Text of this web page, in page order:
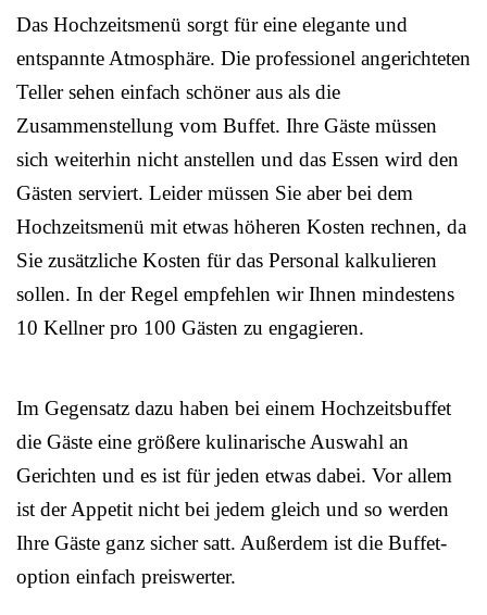
Das Hochzeitsmenü sorgt für eine elegante und
entspannte Atmosphäre. Die professionel angerichteten
Teller sehen einfach schöner aus als die
Zusammenstellung vom Buffet. Ihre Gäste müssen
sich weiterhin nicht anstellen und das Essen wird den
Gästen serviert. Leider müssen Sie aber bei dem
Hochzeitsmenü mit etwas höheren Kosten rechnen, da
Sie zusätzliche Kosten für das Personal kalkulieren
sollen. In der Regel empfehlen wir Ihnen mindestens
10 Kellner pro 100 Gästen zu engagieren.
Im Gegensatz dazu haben bei einem Hochzeitsbuffet
die Gäste eine größere kulinarische Auswahl an
Gerichten und es ist für jeden etwas dabei. Vor allem
ist der Appetit nicht bei jedem gleich und so werden
Ihre Gäste ganz sicher satt. Außerdem ist die Buffet-
option einfach preiswerter.